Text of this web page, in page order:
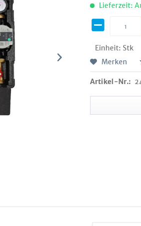
Lieferzeit:
Einheit: Stk
Merken
Artikel-Nr.: